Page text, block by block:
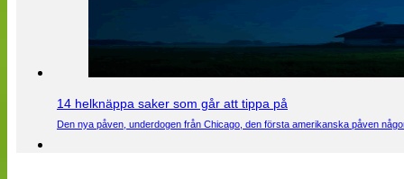
14 helknäppa saker som går att tippa på
Den nya påven, underdogen från Chicago, den första amerikanska påven